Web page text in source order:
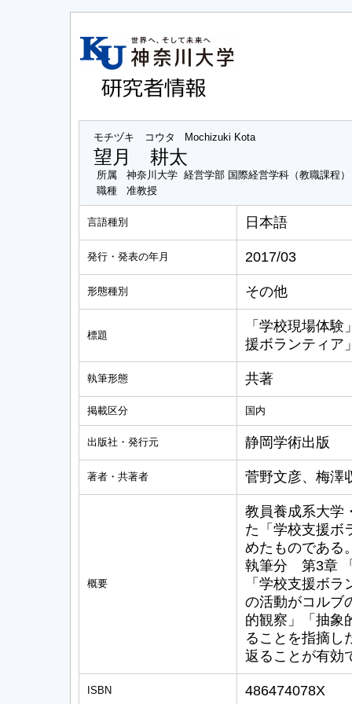
モチヅキ コウタ Mochizuki Kota
望月 耕太
所属
神奈川大学 経営学部 国際経営学科（教職課程）
職種
准教授
言語種別 日本語
発行・発表の年月 2017/03
形態種別 その他
標題
「学校現場体
援ボランティア
執筆形態 共著
掲載区分 国内
出版社・発行元 静岡学術出版
著者・共著者 菅野文彦、梅澤
概要
教員養成系大学
た「学校支援ボ
めたものである
執筆分 第3章
「学校支援ボ
の活動がコルブ
的観察」「抽象
ることを指摘し
返ることが有効
ISBN 486474078X